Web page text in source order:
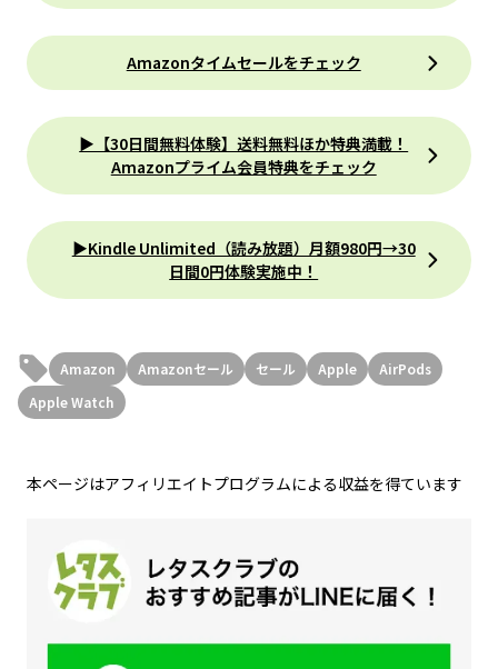
Amazonタイムセールをチェック
▶【30日間無料体験】送料無料ほか特典満載！
Amazonプライム会員特典をチェック
▶Kindle Unlimited（読み放題）月額980円→30
日間0円体験実施中！
Amazon Amazonセール セール Apple
AirPods
Apple Watch
本ページはアフィリエイトプログラムによる収益を得ています